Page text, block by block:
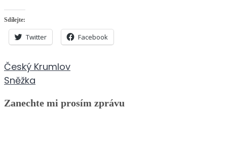
Sdílejte:
Twitter Facebook
Navigace
pro
Český Krumlov
Sněžka
Zanechte mi prosím zprávu